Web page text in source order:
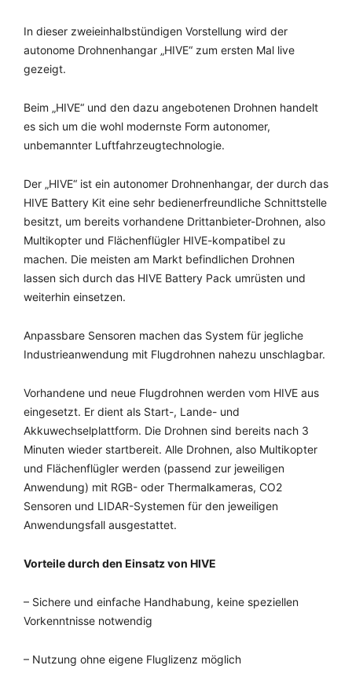
In dieser zweieinhalbstündigen Vorstellung wird der
autonome Drohnenhangar „HIVE“ zum ersten Mal live
gezeigt.
Beim „HIVE“ und den dazu angebotenen Drohnen handelt
es sich um die wohl modernste Form autonomer,
unbemannter Luftfahrzeugtechnologie.
Der „HIVE“ ist ein autonomer Drohnenhangar, der durch das
HIVE Battery Kit eine sehr bedienerfreundliche Schnittstelle
besitzt, um bereits vorhandene Drittanbieter-Drohnen, also
Multikopter und Flächenflügler HIVE-kompatibel zu
machen. Die meisten am Markt befindlichen Drohnen
lassen sich durch das HIVE Battery Pack umrüsten und
weiterhin einsetzen.
Anpassbare Sensoren machen das System für jegliche
Industrieanwendung mit Flugdrohnen nahezu unschlagbar.
Vorhandene und neue Flugdrohnen werden vom HIVE aus
eingesetzt. Er dient als Start-, Lande- und
Akkuwechselplattform. Die Drohnen sind bereits nach 3
Minuten wieder startbereit. Alle Drohnen, also Multikopter
und Flächenflügler werden (passend zur jeweiligen
Anwendung) mit RGB- oder Thermalkameras, CO2
Sensoren und LIDAR-Systemen für den jeweiligen
Anwendungsfall ausgestattet.
Vorteile durch den Einsatz von HIVE
– Sichere und einfache Handhabung, keine speziellen
Vorkenntnisse notwendig
– Nutzung ohne eigene Fluglizenz möglich